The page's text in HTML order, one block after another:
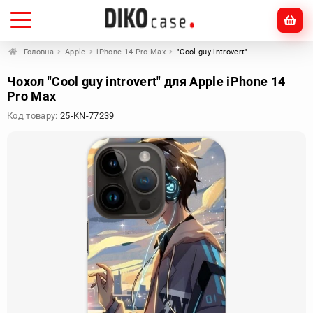
Головна Apple iPhone 14 Pro Max "Сool guy introvert"
Чохол "Сool guy introvert" для Apple iPhone 14
Pro Max
Код товару: 25-KN-77239